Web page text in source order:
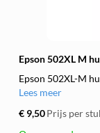
Epson 502XL M
Epson 502XL-M
Lees meer
€ 9,50Prijs per